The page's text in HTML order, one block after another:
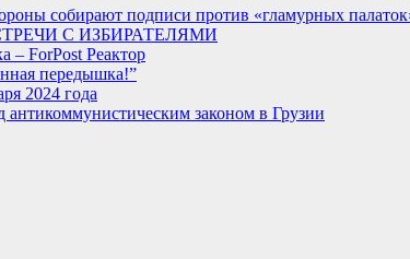
собирают подписи против «гламурных
С ИЗБИРАТЕЛЯМИ
– ForPost Реактор
передышка!”
2024 года
антикоммунистическим законом в Грузии